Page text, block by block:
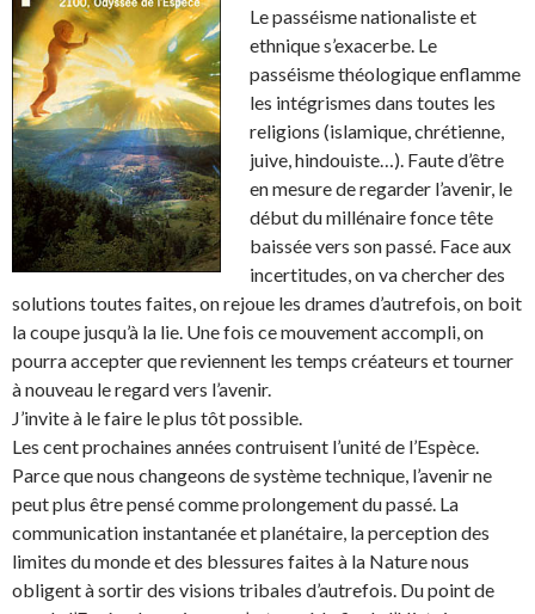
Le passéisme nationaliste et
ethnique s’exacerbe. Le
passéisme théologique enflamme
les intégrismes dans toutes les
religions (islamique, chrétienne,
juive, hindouiste…). Faute d’être
en mesure de regarder l’avenir, le
début du millénaire fonce tête
baissée vers son passé. Face aux
incertitudes, on va chercher des
solutions toutes faites, on rejoue les drames d’autrefois, on boit
la coupe jusqu’à la lie. Une fois ce mouvement accompli, on
pourra accepter que reviennent les temps créateurs et tourner
à nouveau le regard vers l’avenir.
J’invite à le faire le plus tôt possible.
Les cent prochaines années contruisent l’unité de l’Espèce.
Parce que nous changeons de système technique, l’avenir ne
peut plus être pensé comme prolongement du passé. La
communication instantanée et planétaire, la perception des
limites du monde et des blessures faites à la Nature nous
obligent à sortir des visions tribales d’autrefois. Du point de